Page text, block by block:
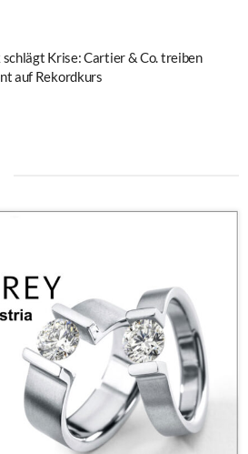
schlägt Krise: Cartier & Co. treiben
auf Rekordkurs